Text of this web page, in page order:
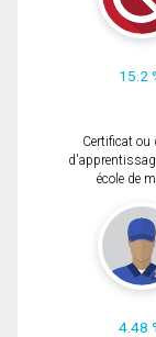
15.2
Certificat ou
école de
4.48